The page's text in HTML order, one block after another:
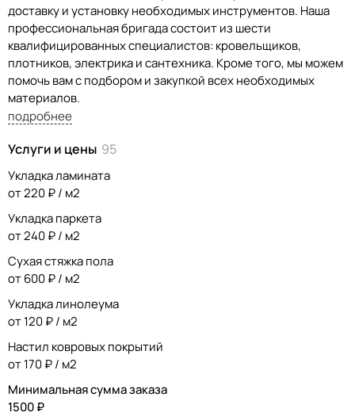
доставку и установку необходимых инструментов. Наша
профессиональная бригада состоит из шести
квалифицированных специалистов: кровельщиков,
плотников, электрика и сантехника. Кроме того, мы можем
помочь вам с подбором и закупкой всех необходимых
материалов.
подробнее
Услуги и цены 95
Укладка ламината
от 220 ₽ / м2
Укладка паркета
от 240 ₽ / м2
Сухая стяжка пола
от 600 ₽ / м2
Укладка линолеума
от 120 ₽ / м2
Настил ковровых покрытий
от 170 ₽ / м2
Минимальная сумма заказа
1500 ₽